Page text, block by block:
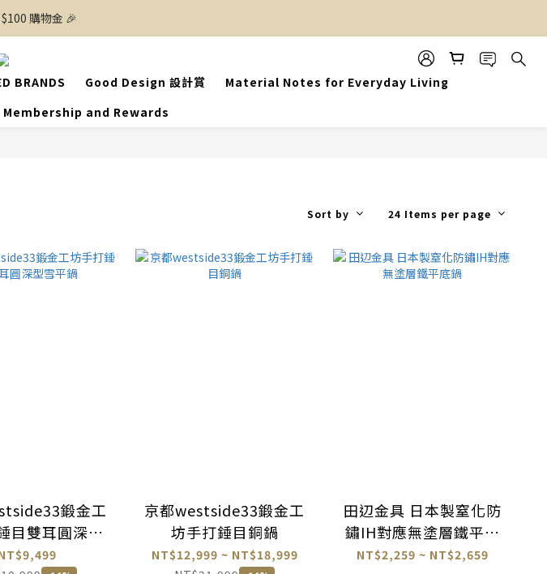
購物金 🎉
BRANDS Good Design 設計賞
Material Notes for Everyday Living
Membership and Rewards
Sort by 24 Items per page
鍛金工
目雙耳圓深型
雪平鍋
京都westside33鍛金工
坊手打錘目銅鍋
NT$12,999 ~ NT$18,999
田辺金具 日本製窒化防
鏽IH對應無塗層鐵平底
鍋
NT$2,259 ~ NT$2,659